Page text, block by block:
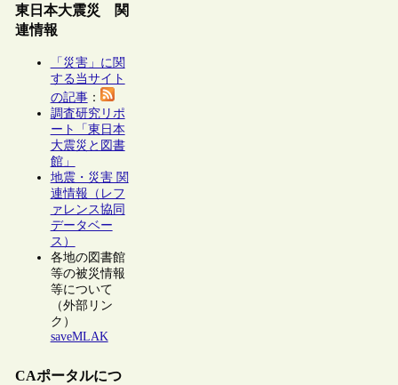
東日本大震災 関
連情報
「災害」に関
する当サイト
の記事：
調査研究リポ
ート「東日本
大震災と図書
館」
地震・災害 関
連情報（レフ
ァレンス協同
データベー
ス）
各地の図書館
等の被災情報
等について
（外部リン
ク）
saveMLAK
CAポータルにつ